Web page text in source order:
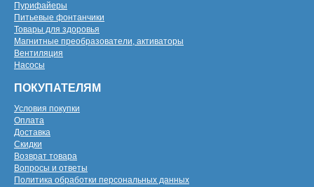
Пурифайеры
Питьевые фонтанчики
Товары для здоровья
Магнитные преобразователи, активаторы
Вентиляция
Насосы
ПОКУПАТЕЛЯМ
Условия покупки
Оплата
Доставка
Скидки
Возврат товара
Вопросы и ответы
Политика обработки персональных данных